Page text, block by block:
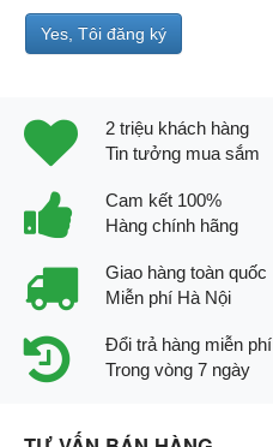
2 triệu khách hàng
Tin tưởng mua sắm
Cam kết 100%
Hàng chính hãng
Giao hàng toàn quốc
Miễn phí Hà Nội
Đổi trả hàng miễn phí
Trong vòng 7 ngày